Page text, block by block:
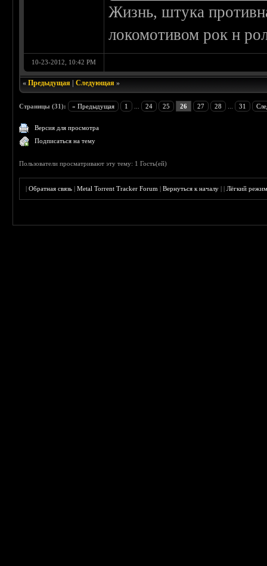
Жизнь, штука
локомотивом рок н
10-23-2012, 10:42 PM
«Предыдущая |Следующая »
Страницы (31): « Предыдущая 1 24 25 26 27 28 31
Версия для просмотра
Подписаться на тему
Пользователи просматривают эту тему: 1 Гость(ей)
|Обратная связь |Metal Torrent Tracker Forum |Вернуться к началу ||Лёгкий